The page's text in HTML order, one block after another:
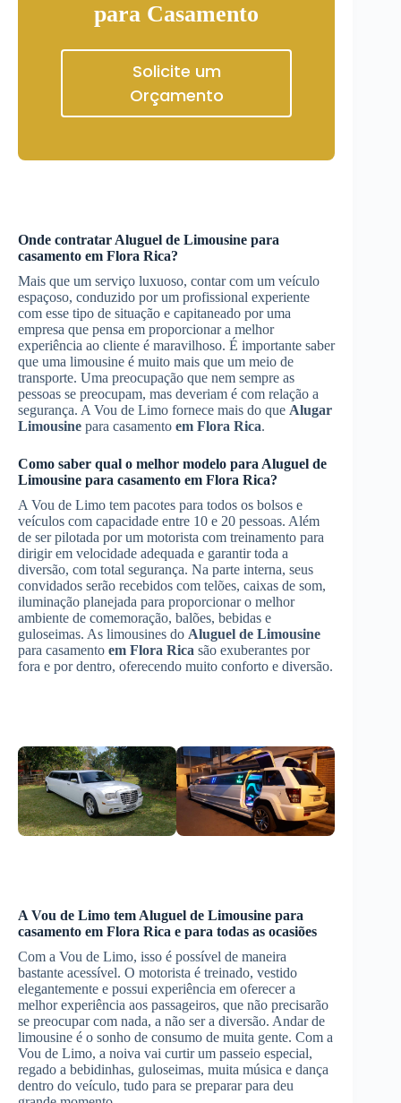
para Casamento
Solicite um
Orçamento
Onde contratar Aluguel de Limousine para
casamento em Flora Rica?
Mais que um serviço luxuoso, contar com um veículo
espaçoso, conduzido por um profissional experiente
com esse tipo de situação e capitaneado por uma
empresa que pensa em proporcionar a melhor
experiência ao cliente é maravilhoso. É importante saber
que uma limousine é muito mais que um meio de
transporte. Uma preocupação que nem sempre as
pessoas se preocupam, mas deveriam é com relação a
segurança. A Vou de Limo fornece mais do que Alugar
Limousine para casamento em Flora Rica.
Como saber qual o melhor modelo para Aluguel de
Limousine para casamento em Flora Rica?
A Vou de Limo tem pacotes para todos os bolsos e
veículos com capacidade entre 10 e 20 pessoas. Além
de ser pilotada por um motorista com treinamento para
dirigir em velocidade adequada e garantir toda a
diversão, com total segurança. Na parte interna, seus
convidados serão recebidos com telões, caixas de som,
iluminação planejada para proporcionar o melhor
ambiente de comemoração, balões, bebidas e
guloseimas. As limousines do Aluguel de Limousine
para casamento em Flora Rica são exuberantes por
fora e por dentro, oferecendo muito conforto e diversão.
A Vou de Limo tem Aluguel de Limousine para
casamento em Flora Rica e para todas as ocasiões
Com a Vou de Limo, isso é possível de maneira
bastante acessível. O motorista é treinado, vestido
elegantemente e possui experiência em oferecer a
melhor experiência aos passageiros, que não precisarão
se preocupar com nada, a não ser a diversão. Andar de
limousine é o sonho de consumo de muita gente. Com a
Vou de Limo, a noiva vai curtir um passeio especial,
regado a bebidinhas, guloseimas, muita música e dança
dentro do veículo, tudo para se preparar para deu